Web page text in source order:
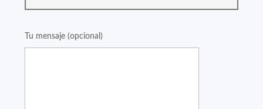
Tu mensaje (opcional)